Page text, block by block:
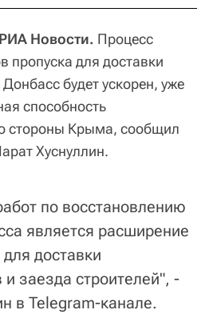
Новости. Процесс
пропуска для доставки
будет ускорен, уже
способность
стороны Крыма, сообщил
Хуснуллин.
по восстановлению
является расширение
доставки
заезда строителей", -
в Telegram-канале.